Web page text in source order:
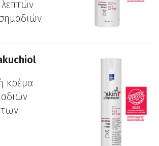
λεπτών
κρέμα
των